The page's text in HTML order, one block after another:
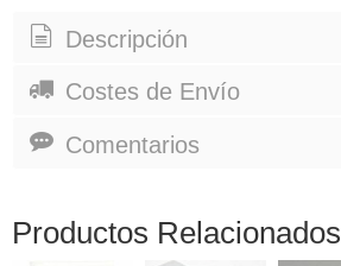
Descripción
Costes de Envío
Comentarios
Productos Relacionados